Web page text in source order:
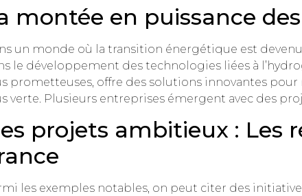
montée en puissance
un monde où la transition énergétique est
le développement des technologies liées à
prometteuses, offre des solutions innovantes
verte. Plusieurs entreprises émergent avec des
projets ambitieux : Les
les exemples notables, on peut citer des